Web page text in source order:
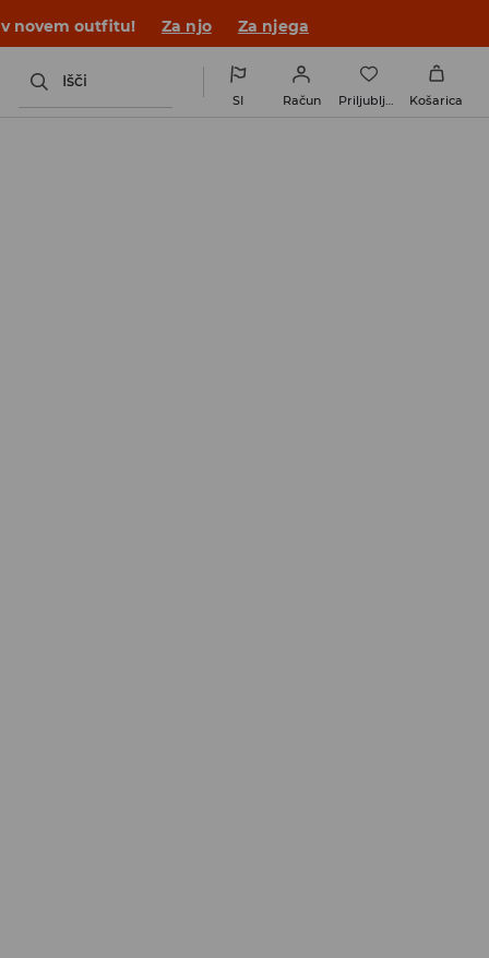
v novem outfitu! Za njo Za njega
Išči
SI Račun Priljubljene Košarica